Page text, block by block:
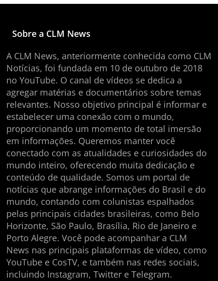
Sobre a CLM News
A CLM News, anteriormente conhecida como CLM
Notícias, foi fundada em 10 de outubro de 2018
no YouTube. O canal de vídeos se dedica a
agregar matérias e documentários sobre temas
relevantes. Nosso objetivo principal é informar e
estabelecer uma conexão com o mundo,
proporcionando um momento de total imersão
em informações. Queremos manter você
conectado com as atualidades e curiosidades do
mundo inteiro, oferecendo muita dedicação e
conteúdo de qualidade. Somos um portal de
notícias que abrange informações do Brasil e do
mundo, contando com colunistas espalhados
pelas principais cidades brasileiras, como Belo
Horizonte, São Paulo, Brasília, Rio de Janeiro e
Porto Alegre. Você pode acompanhar a CLM
News nas principais plataformas de vídeo, como
YouTube e CosTV, e também nas redes sociais,
incluindo Instagram, Twitter e Telegram.